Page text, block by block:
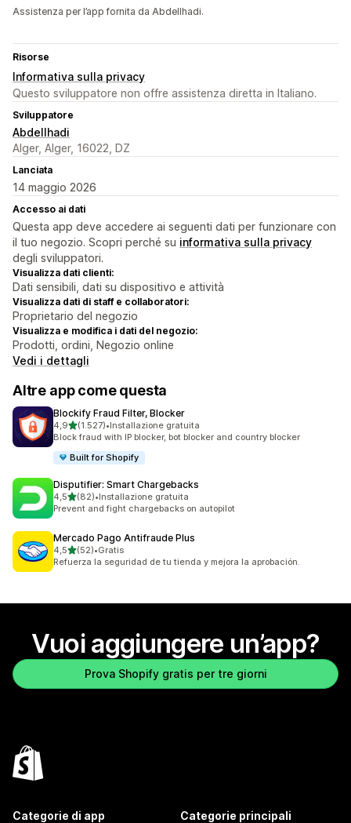
Assistenza per l’app fornita da Abdellhadi.
Risorse
Informativa sulla privacy
Questo sviluppatore non offre assistenza diretta in Italiano.
Sviluppatore
Abdellhadi
Alger, Alger, 16022, DZ
Lanciata
14 maggio 2026
Accesso ai dati
Questa app deve accedere ai seguenti dati per funzionare con
il tuo negozio. Scopri perché su informativa sulla privacy
degli sviluppatori.
Visualizza dati clienti:
Dati sensibili, dati su dispositivo e attività
Visualizza dati di staff e collaboratori:
Proprietario del negozio
Visualizza e modifica i dati del negozio:
Prodotti, ordini, Negozio online
Vedi i dettagli
Altre app come questa
Blockify Fraud Filter, Blocker
4,9stelle su 5
(1.527)
1527 recensioni totali
•Installazione gratuita
Block fraud with IP blocker, bot blocker and country blocker
Built for Shopify
Disputifier: Smart Chargebacks
4,5stelle su 5
(82)
82 recensioni totali
•Installazione gratuita
Prevent and fight chargebacks on autopilot
Mercado Pago Antifraude Plus
4,5stelle su 5
(52)
52 recensioni totali
•Gratis
Refuerza la seguridad de tu tienda y mejora la aprobación.
Vuoi aggiungere un’app?
Prova Shopify gratis per tre giorni
Categorie di app Categorie principali